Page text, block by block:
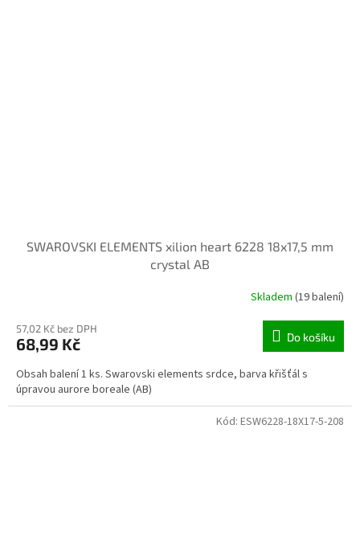
SWAROVSKI ELEMENTS xilion heart 6228 18x17,5 mm
crystal AB
Skladem (19 balení)
57,02 Kč bez DPH
68,99 Kč Do košíku
Obsah balení 1 ks. Swarovski elements srdce, barva křišťál s
úpravou aurore boreale (AB)
Kód: ESW6228-18X17-5-208